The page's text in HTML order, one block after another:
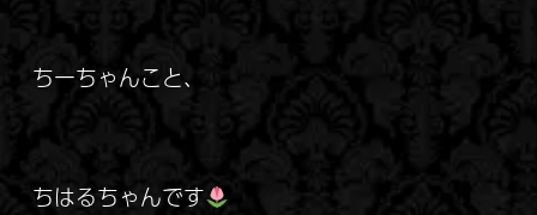
ちーちゃんこと、
ちはるちゃんです